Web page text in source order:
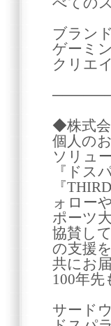
ブラ
ゲーミ
クリエ
◆株式
個人の
ソリュ
『ドス
『
ォロー
ポーツ
協賛し
の支援
共にお
100年
サード